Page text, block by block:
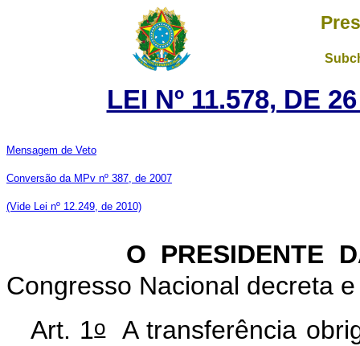
LEI Nº 11.578, DE
Mensagem de Veto
Conversão da MPv nº 387, de 2007
(Vide Lei nº 12.249, de 2010)
O PRESIDENTE DA
Congresso Nacional decreta
Art. 1oA transferência